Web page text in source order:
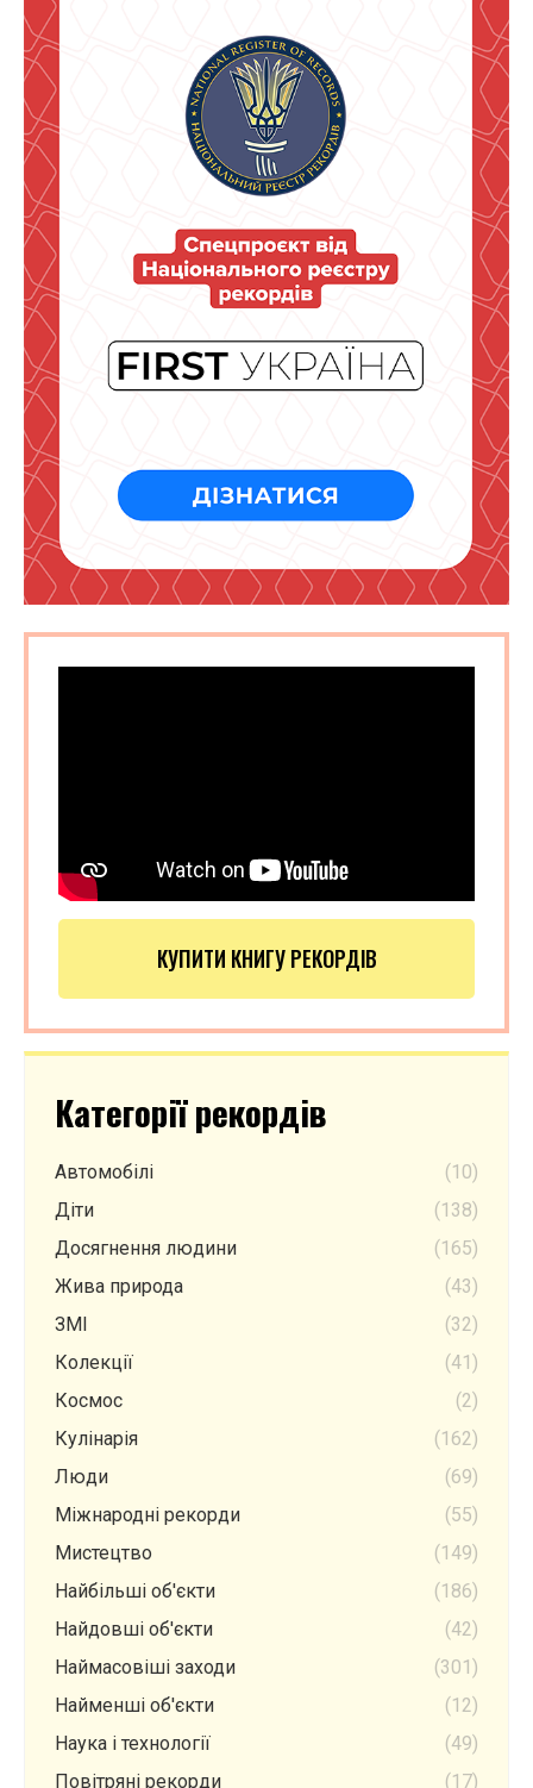
КУПИТИ КНИГУ РЕКОРДІВ
Категорії рекордів
Автомобілі
(10)
Діти
(138)
Досягнення людини
(165)
Жива природа
(43)
ЗМІ
(32)
Колекції
(41)
Космос
(2)
Кулінарія
(162)
Люди
(69)
Міжнародні рекорди
(55)
Мистецтво
(149)
Найбільші об'єкти
(186)
Найдовші об'єкти
(42)
Наймасовіші заходи
(301)
Найменші об'єкти
(12)
Наука і технології
(49)
Повітряні рекорди
(17)